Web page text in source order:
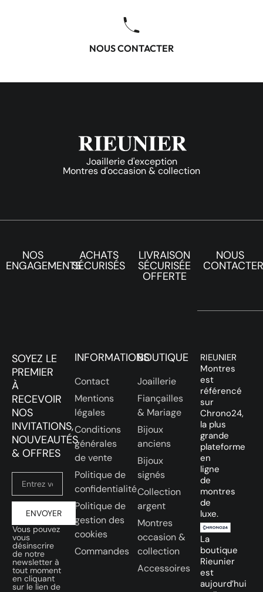
NOUS CONTACTER
Joaillerie d'exception
Montres d'occasion & collection
NOS
ENGAGEMENTS
ACHATS
SÉCURISÉS
LIVRAISON
SÉCURISÉE
OFFERTE
NOUS
CONTACTER
SOYEZ LE
PREMIER
À
RECEVOIR
NOS
INVITATIONS,
NOUVEAUTÉS
& OFFRES
ENVOYER
Vous pouvez
vous
désinscrire
de notre
newsletter à
tout moment
en cliquant
sur le lien de
INFORMATIONS
Contact
Mentions
légales
Conditions
générales
de vente
Politique de
confidentialité
Politique de
gestion des
cookies
Commandes
BOUTIQUE
Joaillerie
Fiançailles
& Mariage
Bijoux
anciens
Bijoux
signés
Collection
argent
Montres
occasion &
collection
Accessoires
RIEUNIER
Montres
est
référencé
sur
Chrono24,
la plus
grande
plateforme
en
ligne
de
montres
de
luxe.
La
boutique
Rieunier
est
aujourd’hui